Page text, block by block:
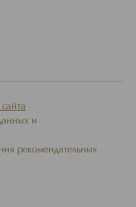
сайта
и
рекомендательных